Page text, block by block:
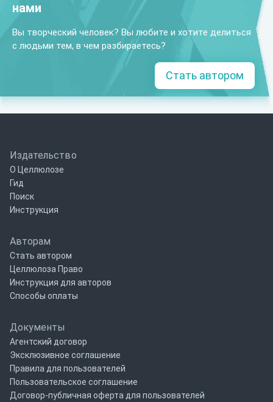
нами
Вы творческий человек? Вы любите и хотите делиться
с людьми тем, в чем разбираетесь?
Стать автором
Издательство
О Целлюлозе
Гид
Поиск
Инструкция
Авторам
Стать автором
Целлюлоза Право
Инструкция для авторов
Способы оплаты
Документы
Агентский договор
Эксклюзивное соглашение
Правила для пользователей
Пользовательское соглашение
Договор-публичная оферта для пользователей